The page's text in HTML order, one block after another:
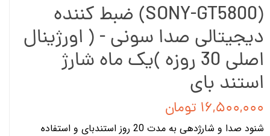
(SONY-GT5800) ضبط کننده
دیجیتالی صدا سونی - ( اورژینال
اصلی 30 روزه )یک ماه شارژ
استند بای
۱۶,۵۰۰,۰۰۰ تومان
شنود صدا و شارژدهی به مدت 20 روز استندبای و استفاده